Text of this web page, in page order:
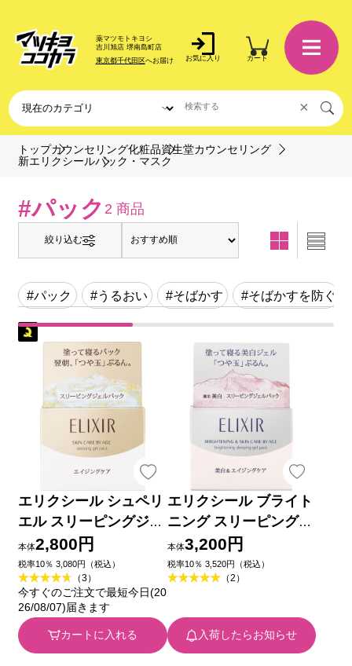
薬マツモトキヨシ
吉川旭店 堺南島町店
東京都千代田区へお届け お気に入り カート
×
トップカウンセリング化粧品資生堂カウンセリング
新エリクシールパック・マスク
#パック 2 商品
絞り込む
#パック #うるおい #そばかす #そばかすを防ぐ
エリクシール シュペリ
エル スリーピングジェ
ルパック W １０５ｇ
資生堂
本体2,800円
税率10％ 3,080円（税込）
（3）
今すぐのご注文で最短今日(20
26/08/07)届きます
カートに入れる
エリクシール ブライト
ニング スリーピングジ
ェルパック １０５ｇ
資生堂 (医薬部外品)
本体3,200円
税率10％ 3,520円（税込）
（2）
入荷したらお知らせ